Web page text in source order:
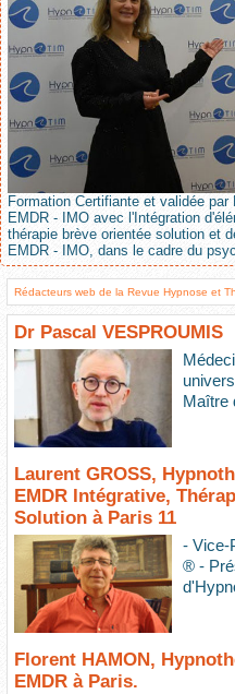
Formation Certifiante et validée
EMDR - IMO avec l'Intégration
thérapie brève orientée solution et
EMDR - IMO, dans le cadre du
Rédacteurs web de la Revue Hypnose et
Dr Pascal VESPROUMIS
Maître
Laurent GROSS,
EMDR Intégrative,
Solution à Paris 11
- Vice-
® -
Florent HAMON,
EMDR à Paris.